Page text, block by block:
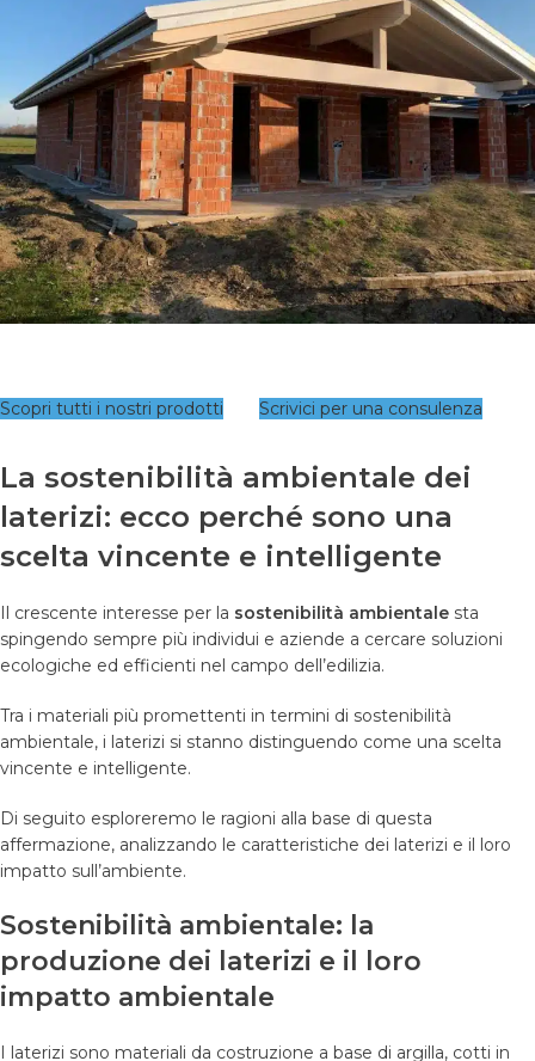
Scopri tutti i nostri prodotti Scrivici per una consulenza
La sostenibilità ambientale dei
laterizi: ecco perché sono una
scelta vincente e intelligente
Il crescente interesse per la sostenibilità ambientale sta
spingendo sempre più individui e aziende a cercare soluzioni
ecologiche ed efficienti nel campo dell’edilizia.
Tra i materiali più promettenti in termini di sostenibilità
ambientale, i laterizi si stanno distinguendo come una scelta
vincente e intelligente.
Di seguito esploreremo le ragioni alla base di questa
affermazione, analizzando le caratteristiche dei laterizi e il loro
impatto sull’ambiente.
Sostenibilità ambientale: la
produzione dei laterizi e il loro
impatto ambientale
I laterizi sono materiali da costruzione a base di argilla, cotti in